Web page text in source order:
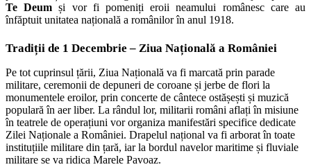
Te Deum și vor fi pomeniți eroii neamului românesc care au
înfăptuit unitatea națională a românilor în anul 1918.
Tradiții de 1 Decembrie – Ziua Națională a României
Pe tot cuprinsul țării, Ziua Națională va fi marcată prin parade
militare, ceremonii de depuneri de coroane și jerbe de flori la
monumentele eroilor, prin concerte de cântece ostășești și muzică
populară în aer liber. La rândul lor, militarii români aflați în misiune
în teatrele de operațiuni vor organiza manifestări specifice dedicate
Zilei Naționale a României. Drapelul național va fi arborat în toate
instituțiile militare din țară, iar la bordul navelor maritime și fluviale
militare se va ridica Marele Pavoaz.